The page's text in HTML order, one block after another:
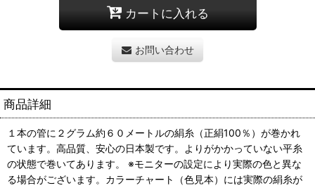
カートに入れる
お問い合わせ
商品詳細
１本の管に２グラム約６０メートルの絹糸（正絹100％）が巻かれ
ています。高品質、安心の日本製です。よりがかかっていない平糸
の状態で巻いてあります。 ※モニターの設定により実際の色と異な
る場合がございます。カラーチャート（色見本）には実際の絹糸が